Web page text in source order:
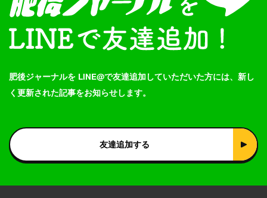
肥後ジャーナルを LINE@で友達追加していただいた方には、新し
く更新された記事をお知らせします。
友達追加する